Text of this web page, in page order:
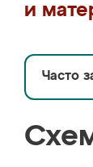
и
Часто